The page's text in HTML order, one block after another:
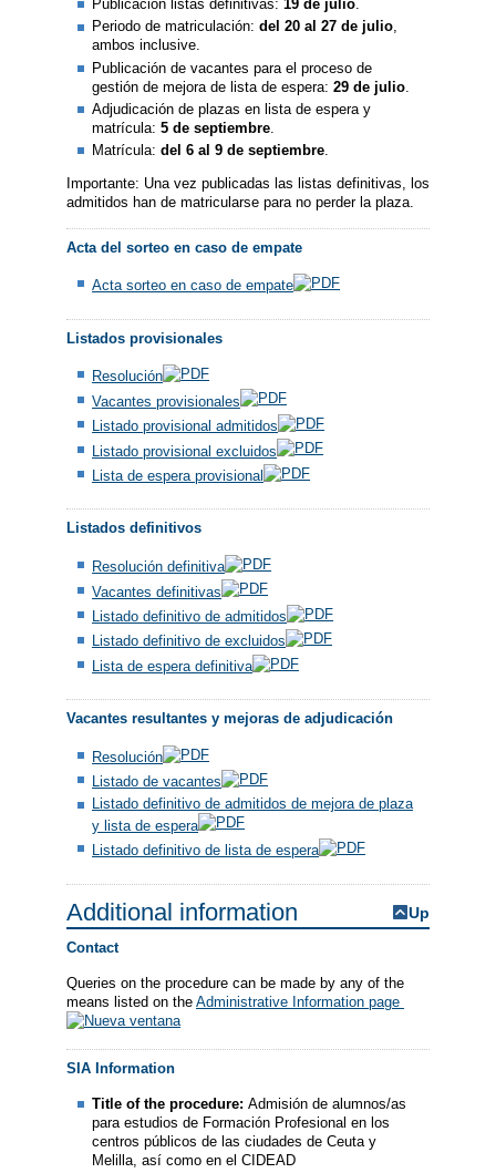
Publicación listas definitivas:19 de julio.
Periodo de matriculación:del 20 al 27 de julio,
ambos inclusive.
Publicación de vacantes para el proceso de
gestión de mejora de lista de espera:29 de julio
Adjudicación de plazas en lista de espera y
matrícula:5 de septiembre
Matrícula:del 6 al 9 de septiembre
Importante: Una vez publicadas las listas definitivas, los
admitidos han de matricularse para no perder la plaza.
Acta del sorteo en caso de empate
Acta sorteo en caso de empate
Listados provisionales
Resolución
Vacantes provisionales
Listado provisional admitidos
Listado provisional excluidos
Lista de espera provisional
Listados definitivos
Resolución definitiva
Vacantes definitivas
Listado definitivo de admitidos
Listado definitivo de excluidos
Lista de espera definitiva
Vacantes resultantes y mejoras de adjudicación
Resolución
Listado de vacantes
Listado definitivo de admitidos de mejora de plaza
y lista de espera
Listado definitivo de lista de espera
Additional information Up
Contact
Queries on the procedure can be made by any of the
means listed on the Administrative Information page
SIA Information
Title of the procedure:Admisión de alumnos/as
para estudios de Formación Profesional en los
centros públicos de las ciudades de Ceuta y
Melilla, así como en el CIDEAD